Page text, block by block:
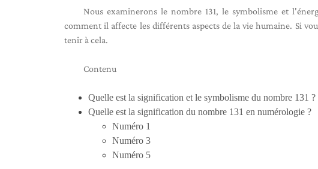
Nous examinerons le nombre 131, le symbolisme et
comment il affecte les différents aspects de la vie humaine. Si
tenir à cela.
Contenu
Quelle est la signification et le symbolisme du nombre 131 ?
Quelle est la signification du nombre 131 en numérologie ?
Numéro 1
Numéro 3
Numéro 5